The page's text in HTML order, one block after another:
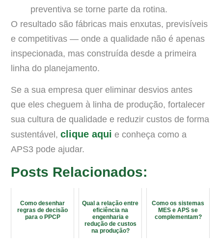
preventiva se torne parte da rotina.
O resultado são fábricas mais enxutas, previsíveis
e competitivas — onde a qualidade não é apenas
inspecionada, mas construída desde a primeira
linha do planejamento.
Se a sua empresa quer eliminar desvios antes
que eles cheguem à linha de produção, fortalecer
sua cultura de qualidade e reduzir custos de forma
sustentável, clique aqui e conheça como a
APS3 pode ajudar.
Posts Relacionados:
Como desenhar
regras de decisão
para o PPCP
Qual a relação entre
eficiência na
engenharia e
redução de custos
na produção?
Como os sistemas
MES e APS se
complementam?